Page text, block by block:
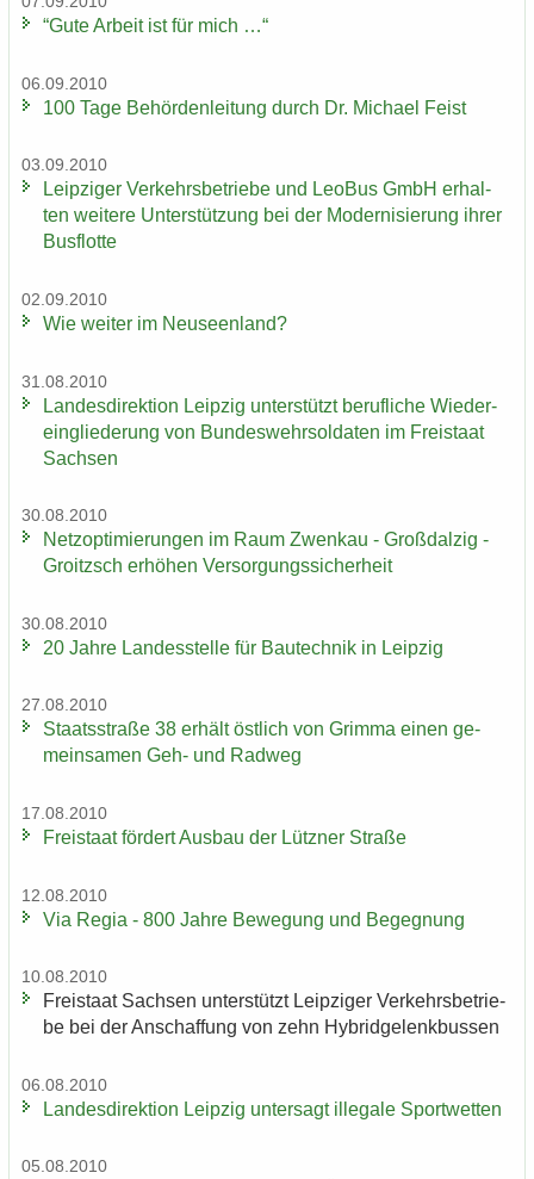
“Gute Ar­beit ist für mich …“
06.09.2010
100 Tage Be­hör­den­lei­tung durch Dr. Mi­cha­el Feist
03.09.2010
Leip­zi­ger Ver­kehrs­be­trie­be und LeoBus GmbH er­hal­
ten wei­te­re Un­ter­stüt­zung bei der Mo­der­ni­sie­rung ihrer
Bus­flot­te
02.09.2010
Wie wei­ter im Neu­seen­land?
31.08.2010
Lan­des­di­rek­ti­on Leip­zig un­ter­stützt be­ruf­li­che Wie­der­
ein­glie­de­rung von Bun­des­wehr­sol­da­ten im Frei­staat
Sach­sen
30.08.2010
Netz­op­ti­mie­run­gen im Raum Zwenkau - Groß­dal­zig -
Groitzsch er­hö­hen Ver­sor­gungs­si­cher­heit
30.08.2010
20 Jahre Lan­des­stel­le für Bau­tech­nik in Leip­zig
27.08.2010
Staats­stra­ße 38 er­hält öst­lich von Grim­ma einen ge­
mein­sa­men Geh- und Rad­weg
17.08.2010
Frei­staat för­dert Aus­bau der Lütz­ner Stra­ße
12.08.2010
Via Regia - 800 Jahre Be­we­gung und Be­geg­nung
10.08.2010
Frei­staat Sach­sen un­ter­stützt Leip­zi­ger Ver­kehrs­be­trie­
be bei der An­schaf­fung von zehn Hy­brid­ge­lenk­bus­sen
06.08.2010
Lan­des­di­rek­ti­on Leip­zig un­ter­sagt il­le­ga­le Sport­wet­ten
05.08.2010